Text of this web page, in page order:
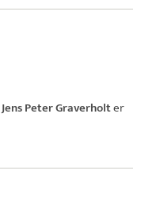
Jens Peter Graverholter